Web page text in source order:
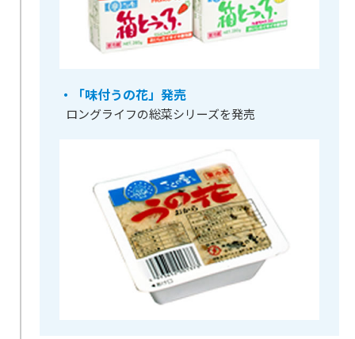
・「味付うの花」発売
ロングライフの総菜シリーズを発売